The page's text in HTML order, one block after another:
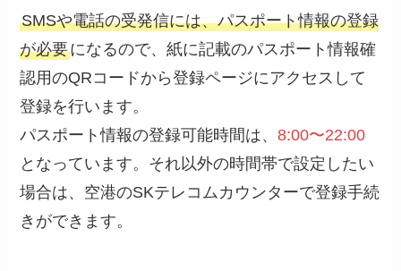
SMSや電話の受発信には、パスポート情報の登録
が必要になるので、紙に記載のパスポート情報確
認用のQRコードから登録ページにアクセスして
登録を行います。
パスポート情報の登録可能時間は、8:00〜22:00
となっています。それ以外の時間帯で設定したい
場合は、空港のSKテレコムカウンターで登録手続
きができます。